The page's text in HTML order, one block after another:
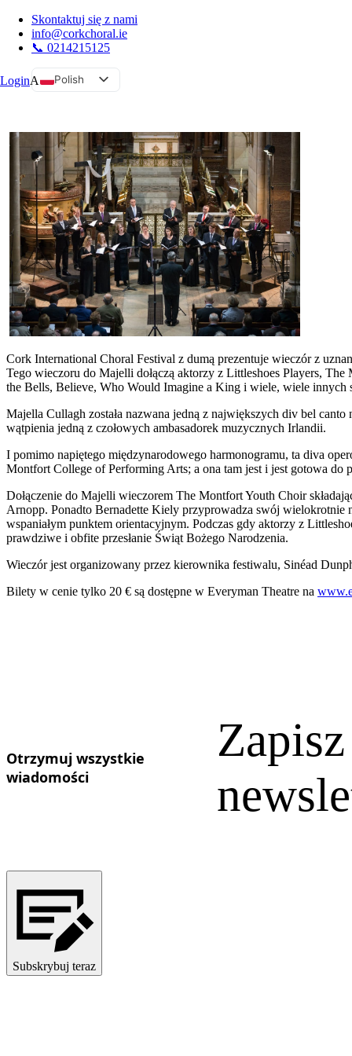
Skontaktuj się z nami
info@corkchoral.ie
📞 0214215125
LoginA
Polish
Czech
Danish
German
Greek
Spanish
Estonian
French
Hungarian
Italian
Ukrainian
Cork International Choral Festival z dumą prezentuje wieczór z
Tego wieczoru do Majelli dołączą aktorzy z Littleshoes Players,
the Bells, Believe, Who Would Imagine a King i wiele, wiele innych
Majella Cullagh została nazwana jedną z największych div bel
wątpienia jedną z czołowych ambasadorek muzycznych Irlandii.
I pomimo napiętego międzynarodowego harmonogramu, ta diva
Montfort College of Performing Arts; a ona tam jest i jest gotowa do
Dołączenie do Majelli wieczorem The Montfort Youth Choir
Arnopp. Ponadto Bernadette Kiely przyprowadza swój wielokrotnie
wspaniałym punktem orientacyjnym. Podczas gdy aktorzy z
prawdziwe i obfite przesłanie Świąt Bożego Narodzenia.
Wieczór jest organizowany przez kierownika festiwalu, Sinéad
Bilety w cenie tylko 20 € są dostępne w Everyman Theatre na
Otrzymuj wszystkie
wiadomości
Subskrybuj teraz